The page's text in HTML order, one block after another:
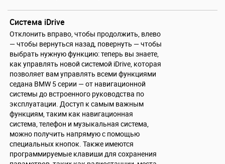
Система iDrive
Отклонить вправо, чтобы продолжить, влево
— чтобы вернуться назад, повернуть — чтобы
выбрать нужную функцию: теперь вы знаете,
как управлять новой системой iDrive, которая
позволяет вам управлять всеми функциями
седана BMW 5 серии — от навигационной
системы до встроенного руководства по
эксплуатации. Доступ к самым важным
функциям, таким как навигационная
система, телефон и музыкальная система,
можно получить напрямую с помощью
специальных кнопок. Также имеются
программируемые клавиши для сохранения